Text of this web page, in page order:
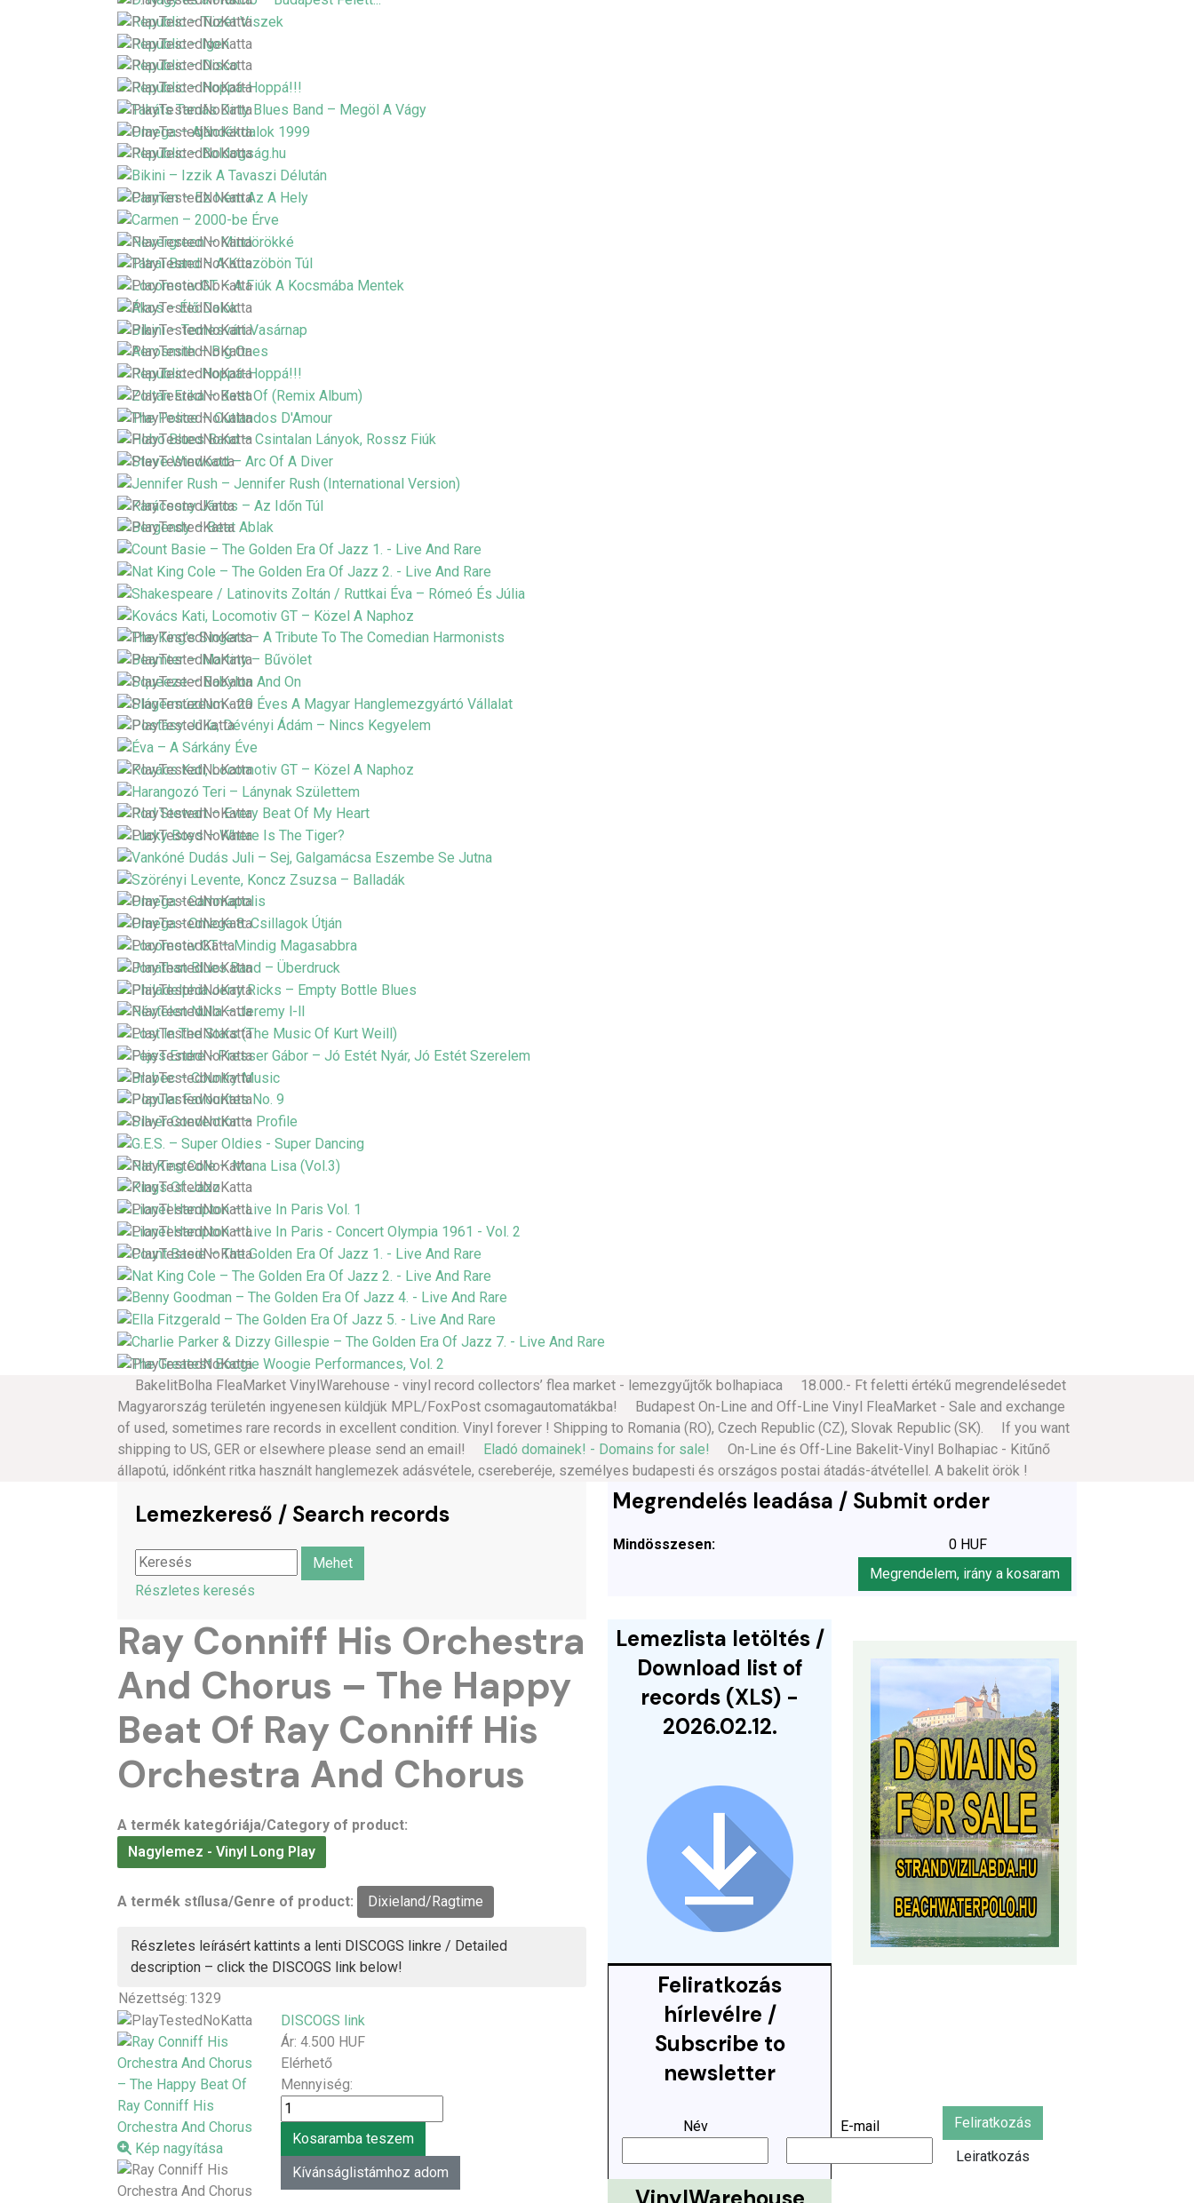
BakelitBolha FleaMarket VinylWarehouse - vinyl record collectors’ flea market - lemezgyűjtők bolhapiaca 18.000.- Ft feletti értékű megrendelésedet
Magyarország területén ingyenesen küldjük MPL/FoxPost csomagautomatákba! Budapest On-Line and Off-Line Vinyl FleaMarket - Sale and exchange
of used, sometimes rare records in excellent condition. Vinyl forever ! Shipping to Romania (RO), Czech Republic (CZ), Slovak Republic (SK). If you want
shipping to US, GER or elsewhere please send an email! Eladó domainek! - Domains for sale!
On-Line és Off-Line Bakelit-Vinyl Bolhapiac - Kitűnő
állapotú, időnként ritka használt hanglemezek adásvétele, csereberéje, személyes budapesti és országos postai átadás-átvétellel. A bakelit örök !
Lemezkereső / Search records
Részletes keresés
Megrendelés leadása / Submit order
Mindösszesen:
0 HUF
Megrendelem, irány a kosaram
Ray Conniff His Orchestra
And Chorus – The Happy
Beat Of Ray Conniff His
Orchestra And Chorus
A termék kategóriája/Category of product:
Nagylemez - Vinyl Long Play
A termék stílusa/Genre of product: Dixieland/Ragtime
Részletes leírásért kattints a lenti DISCOGS linkre / Detailed
description – click the DISCOGS link below!
Nézettség: 1329
Kép nagyítása
DISCOGS link
Ár: 4.500 HUF
Elérhető
Mennyiség:
Lemezlista letöltés /
Download list of
records (XLS) -
2026.02.12.
Feliratkozás
hírlevélre /
Subscribe to
newsletter
Név E-mail
Feliratkozás
Leiratkozás